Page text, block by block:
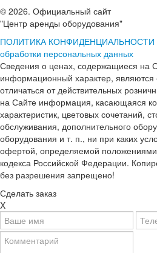
© 2026. Официальный сайт
"Центр аренды оборудования"
ПОЛИТИКА КОНФИДЕНЦИАЛЬНОСТИ
обработки персональных данных
Сведения о ценах, содержащиеся на
информационный характер, являются
отличаться от действительных
на Сайте информация, касающаяся
характеристик, цветовых сочетаний,
обслуживания, дополнительного
оборудования и т. п., ни при каких
офертой, определяемой положениями
кодекса Российской Федерации.
без разрешения запрещено!
Сделать заказ
X